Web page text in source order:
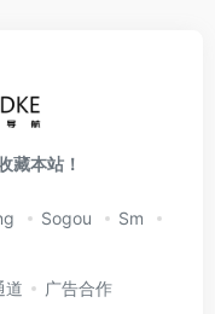
藏本站！
Sogou
Sm
道 广告合作